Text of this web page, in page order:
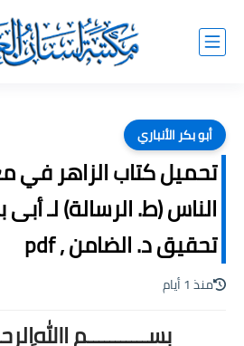
أبو بكر الأنباري
تحميل كتاب الزاهر في
الناس (ط. الرسالة) لـ أبى
تحقيق د. الضامن , pdf
منذ 1 أيام
بســـــــــــمِ